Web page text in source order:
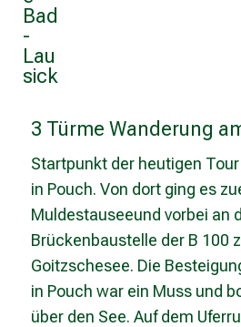
3 Türme Wanderung
Startpunkt der heutigen
in Pouch. Von dort ging es
Muldestauseeund vorbei an
Brückenbaustelle der B 100
Goitzschesee. Die
in Pouch war ein Muss und
über den See. Auf dem